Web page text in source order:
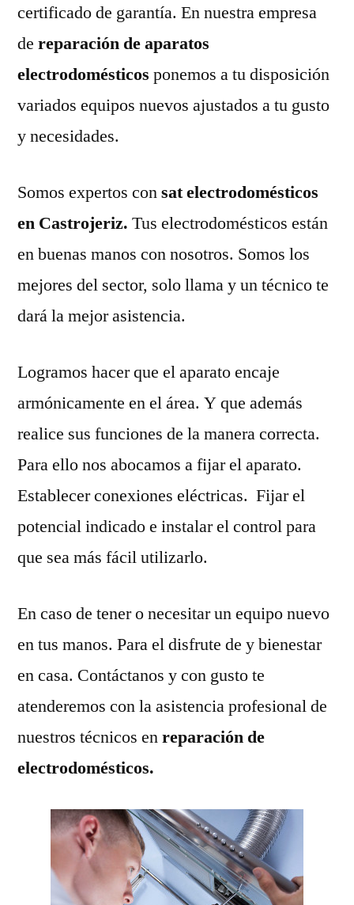
certificado de garantía. En nuestra empresa
de reparación de aparatos
electrodomésticos ponemos a tu disposición
variados equipos nuevos ajustados a tu gusto
y necesidades.
Somos expertos consat electrodomésticos
en Castrojeriz. Tus electrodomésticos están
en buenas manos con nosotros. Somos los
mejores del sector, solo llama y un técnico te
dará la mejor asistencia.
Logramos hacer que el aparato encaje
armónicamente en el área. Y que además
realice sus funciones de la manera correcta.
Para ello nos abocamos a fijar el aparato.
Establecer conexiones eléctricas. Fijar el
potencial indicado e instalar el control para
que sea más fácil utilizarlo.
En caso de tener o necesitar un equipo nuevo
en tus manos. Para el disfrute de y bienestar
en casa. Contáctanos y con gusto te
atenderemos con la asistencia profesional de
nuestros técnicos enreparación de
electrodomésticos.